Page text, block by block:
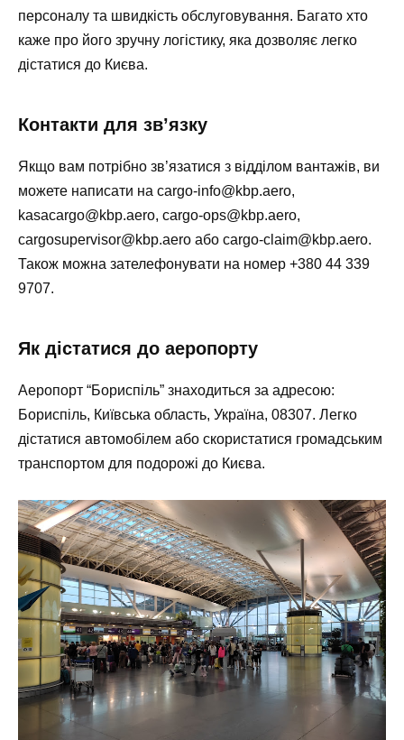
персоналу та швидкість обслуговування. Багато хто
каже про його зручну логістику, яка дозволяє легко
дістатися до Києва.
Контакти для зв’язку
Якщо вам потрібно зв’язатися з відділом вантажів, ви
можете написати на cargo-info@kbp.aero,
kasacargo@kbp.aero, cargo-ops@kbp.aero,
cargosupervisor@kbp.aero або cargo-claim@kbp.aero.
Також можна зателефонувати на номер +380 44 339
9707.
Як дістатися до аеропорту
Аеропорт “Бориспіль” знаходиться за адресою:
Бориспіль, Київська область, Україна, 08307. Легко
дістатися автомобілем або скористатися громадським
транспортом для подорожі до Києва.